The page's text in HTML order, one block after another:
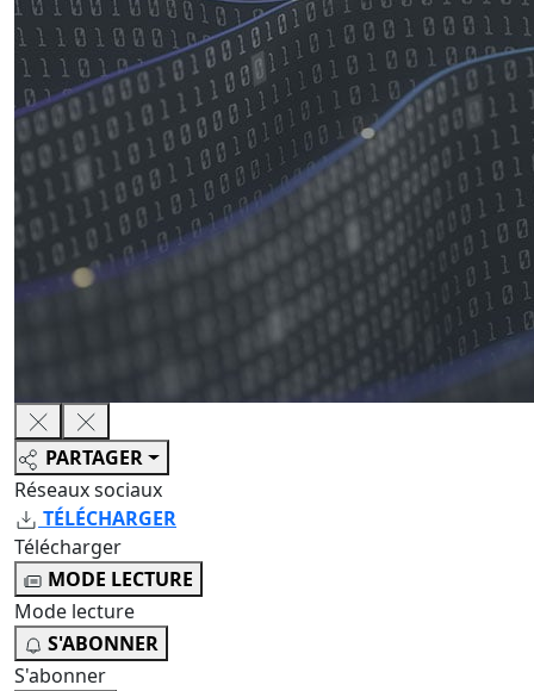
PARTAGER
Réseaux sociaux
TÉLÉCHARGER
Télécharger
MODE LECTURE
Mode lecture
S'ABONNER
S'abonner